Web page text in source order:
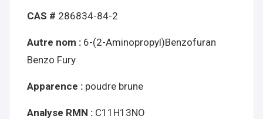
CAS # 286834-84-2
Autre nom : 6-(2-Aminopropyl)Benzofuran
Benzo Fury
Apparence : poudre brune
Analyse RMN : C11H13NO